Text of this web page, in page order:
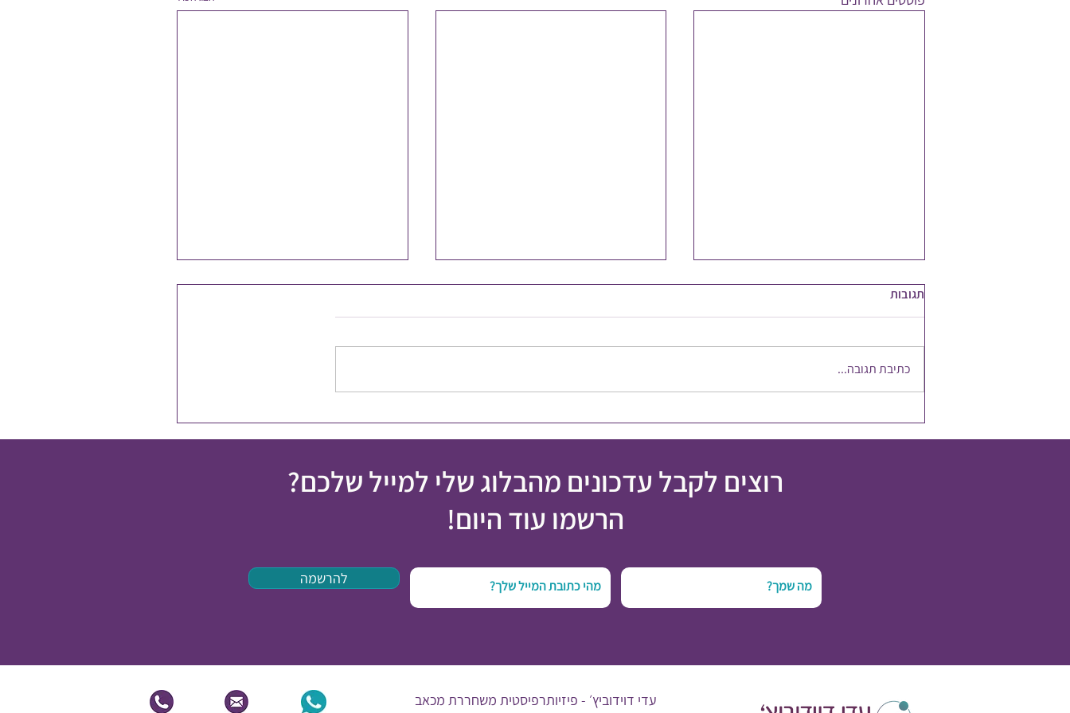
להשקיע במשאב הכי חשוב
תגובות
כתיבת תגובה...
רוצים לקבל עדכונים מהבלוג שלי למייל שלכם?
הרשמו עוד היום!
להרשמה
עדי דוידוביץ׳ - פיזיותרפיסטית משחררת מכאב